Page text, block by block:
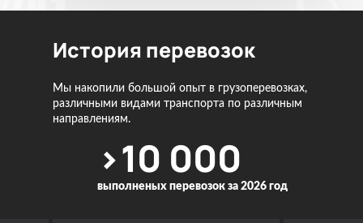
История перевозок
Мы накопили большой опыт в грузоперевозках,
различными видами транспорта по различным
направлениям.
>10 000
выполненых перевозок за 2026 год